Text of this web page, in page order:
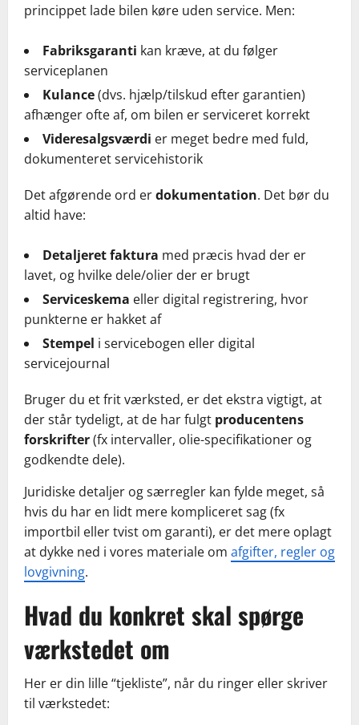
princippet lade bilen køre uden service. Men:
Fabriksgaranti kan kræve, at du følger
serviceplanen
Kulance(dvs. hjælp/tilskud efter garantien)
afhænger ofte af, om bilen er serviceret korrekt
Videresalgsværdi er meget bedre med fuld,
dokumenteret servicehistorik
Det afgørende ord erdokumentation. Det bør du
altid have:
Detaljeret faktura med præcis hvad der er
lavet, og hvilke dele/olier der er brugt
Serviceskema eller digital registrering, hvor
punkterne er hakket af
Stempel i servicebogen eller digital
servicejournal
Bruger du et frit værksted, er det ekstra vigtigt, at
der står tydeligt, at de har fulgt producentens
forskrifter(fx intervaller, olie-specifikationer og
godkendte dele).
Juridiske detaljer og særregler kan fylde meget, så
hvis du har en lidt mere kompliceret sag (fx
importbil eller tvist om garanti), er det mere oplagt
at dykke ned i vores materiale om afgifter, regler og
lovgivning.
Hvad du konkret skal spørge
værkstedet om
Her er din lille “tjekliste”, når du ringer eller skriver
til værkstedet: